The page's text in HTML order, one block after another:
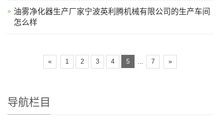
油雾净化器生产厂家宁波英利腾机械有限公司的生产车间
怎么样
« 1 2 3 4 5 7 »
导航栏目